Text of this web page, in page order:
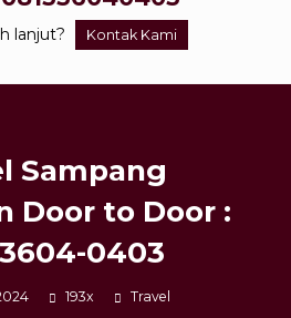
lanjut? Kontak Kami
Sampang
Door to Door :
0403
193x Travel